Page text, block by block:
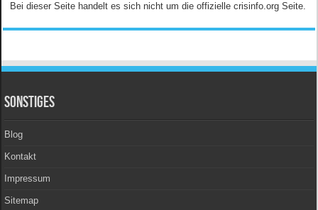
Bei dieser Seite handelt es sich nicht um die offizielle crisinfo.org Seite.
Sonstiges
Blog
Kontakt
Impressum
Sitemap